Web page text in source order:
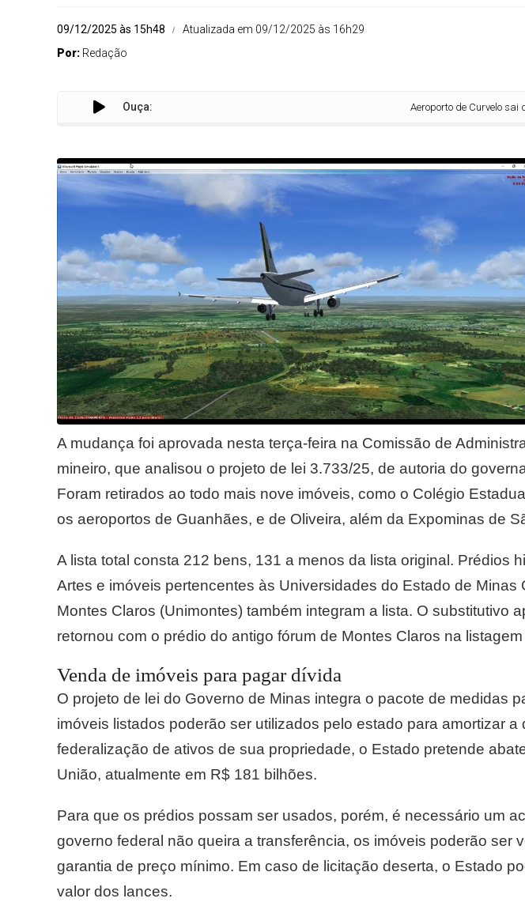
09/12/2025 às 15h48
Atualizada em 09/12/2025 às 16h29
Por: Redação
Ouça: Aeroporto de Curvelo sai da lista
A mudança foi aprovada nesta terça-feira na Comissão de
mineiro, que analisou o projeto de lei 3.733/25, de autoria do
Foram retirados ao todo mais nove imóveis, como o Colégio
os aeroportos de Guanhães, e de Oliveira, além da Expominas de
A lista total consta 212 bens, 131 a menos da lista original. Prédios
Artes e imóveis pertencentes às Universidades do Estado de Minas
Montes Claros (Unimontes) também integram a lista. O substitutivo
retornou com o prédio do antigo fórum de Montes Claros na
Venda de imóveis para pagar dívida
O projeto de lei do Governo de Minas integra o pacote de medidas
imóveis listados poderão ser utilizados pelo estado para amortizar a
federalização de ativos de sua propriedade, o Estado pretende
União, atualmente em R$ 181 bilhões.
Para que os prédios possam ser usados, porém, é necessário um
governo federal não queira a transferência, os imóveis poderão ser
garantia de preço mínimo. Em caso de licitação deserta, o Estado
valor dos lances.